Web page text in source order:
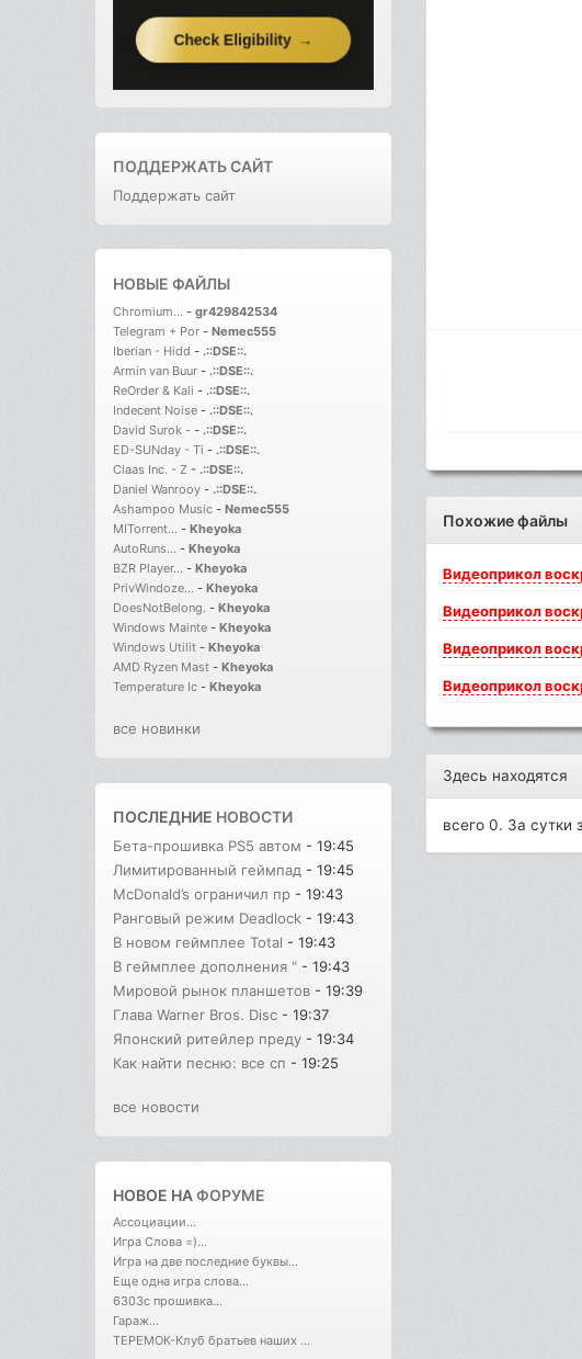
ПОДДЕРЖАТЬ САЙТ
Поддержать сайт
НОВЫЕ ФАЙЛЫ
Chromium... - gr429842534
Telegram + Por - Nemec555
Iberian - Hidd - .::DSE::.
Armin van Buur - .::DSE::.
ReOrder & Kali - .::DSE::.
Indecent Noise - .::DSE::.
David Surok - - .::DSE::.
ED-SUNday - Ti - .::DSE::.
Claas Inc. - Z - .::DSE::.
Daniel Wanrooy - .::DSE::.
Ashampoo Music - Nemec555
MITorrent... - Kheyoka
AutoRuns... - Kheyoka
BZR Player... - Kheyoka
PrivWindoze... - Kheyoka
DoesNotBelong. - Kheyoka
Windows Mainte - Kheyoka
Windows Utilit - Kheyoka
AMD Ryzen Mast - Kheyoka
Temperature Ic - Kheyoka
все новинки
ПОСЛЕДНИЕ НОВОСТИ
Бета-прошивка PS5 автом - 19:45
Лимитированный геймпад - 19:45
McDonald’s ограничил пр - 19:43
Ранговый режим Deadlock - 19:43
В новом геймплее Total - 19:43
В геймплее дополнения " - 19:43
Мировой рынок планшетов - 19:39
Глава Warner Bros. Disc - 19:37
Японский ритейлер преду - 19:34
Как найти песню: все сп - 19:25
все новости
НОВОЕ НАФОРУМЕ
Ассоциации...
Игра Слова =)...
Игра на две последние буквы...
Еще одна игра слова...
6303с прошивка...
Гараж...
ТЕРЕМОК-Клуб братьев наших ...
Похожие файлы
Видеоприкол
Видеоприкол
Видеоприкол
Видеоприкол
Здесь находятся
всего 0. За сутки